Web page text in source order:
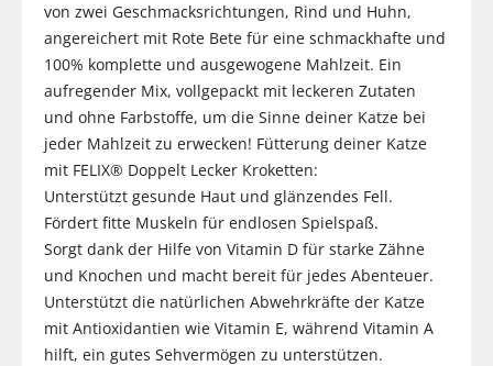
von zwei Geschmacksrichtungen, Rind und Huhn,
angereichert mit Rote Bete für eine schmackhafte und
100% komplette und ausgewogene Mahlzeit. Ein
aufregender Mix, vollgepackt mit leckeren Zutaten
und ohne Farbstoffe, um die Sinne deiner Katze bei
jeder Mahlzeit zu erwecken! Fütterung deiner Katze
mit FELIX® Doppelt Lecker Kroketten:
Unterstützt gesunde Haut und glänzendes Fell.
Fördert fitte Muskeln für endlosen Spielspaß.
Sorgt dank der Hilfe von Vitamin D für starke Zähne
und Knochen und macht bereit für jedes Abenteuer.
Unterstützt die natürlichen Abwehrkräfte der Katze
mit Antioxidantien wie Vitamin E, während Vitamin A
hilft, ein gutes Sehvermögen zu unterstützen.